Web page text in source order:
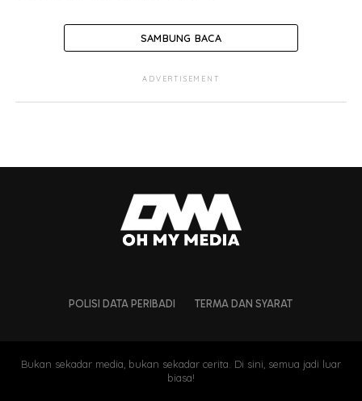
SAMBUNG BACA
ADVERTISEMENT
POLISI DATA PERIBADI TERMA DAN SYARAT
Bukan sekadar media, bukan sekadar cerita. Di sini, semua jadi luar
biasa!